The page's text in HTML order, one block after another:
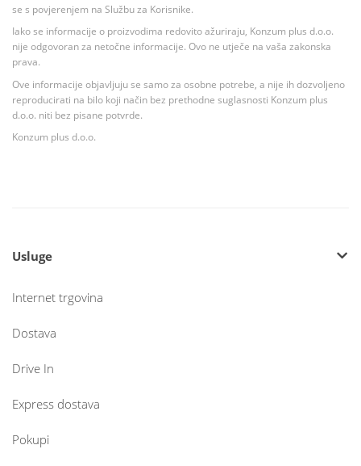
se s povjerenjem na Službu za Korisnike.
Iako se informacije o proizvodima redovito ažuriraju, Konzum plus d.o.o.
nije odgovoran za netočne informacije. Ovo ne utječe na vaša zakonska
prava.
Ove informacije objavljuju se samo za osobne potrebe, a nije ih dozvoljeno
reproducirati na bilo koji način bez prethodne suglasnosti Konzum plus
d.o.o. niti bez pisane potvrde.
Konzum plus d.o.o.
Usluge
Internet trgovina
Dostava
Drive In
Express dostava
Pokupi